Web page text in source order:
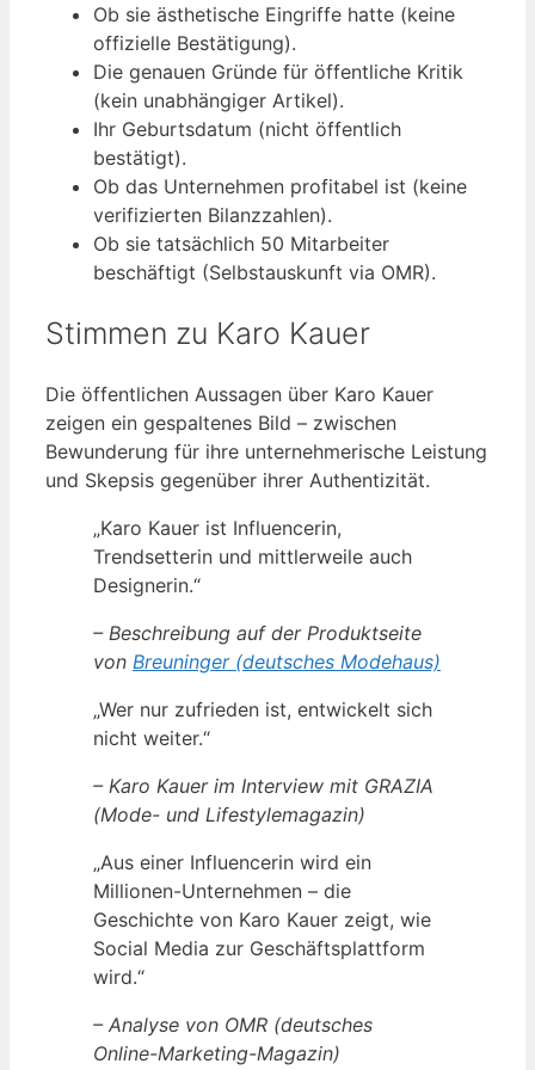
Ob sie ästhetische Eingriffe hatte (keine
offizielle Bestätigung).
Die genauen Gründe für öffentliche Kritik
(kein unabhängiger Artikel).
Ihr Geburtsdatum (nicht öffentlich
bestätigt).
Ob das Unternehmen profitabel ist (keine
verifizierten Bilanzzahlen).
Ob sie tatsächlich 50 Mitarbeiter
beschäftigt (Selbstauskunft via OMR).
Stimmen zu Karo Kauer
Die öffentlichen Aussagen über Karo Kauer
zeigen ein gespaltenes Bild – zwischen
Bewunderung für ihre unternehmerische Leistung
und Skepsis gegenüber ihrer Authentizität.
„Karo Kauer ist Influencerin,
Trendsetterin und mittlerweile auch
Designerin.“
– Beschreibung auf der Produktseite
von Breuninger (deutsches Modehaus)
„Wer nur zufrieden ist, entwickelt sich
nicht weiter.“
– Karo Kauer im Interview mit GRAZIA
(Mode- und Lifestylemagazin)
„Aus einer Influencerin wird ein
Millionen-Unternehmen – die
Geschichte von Karo Kauer zeigt, wie
Social Media zur Geschäftsplattform
wird.“
– Analyse von OMR (deutsches
Online-Marketing-Magazin)